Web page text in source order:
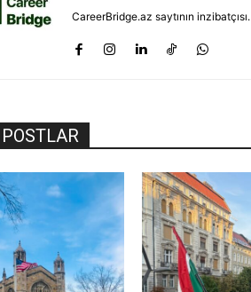
CareerBridge.az saytının